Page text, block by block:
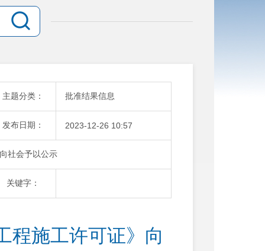
主题分类： 批准结果信息
发布日期： 2023-12-26 10:57
社会予以公示
关键字：
程施工许可证》向